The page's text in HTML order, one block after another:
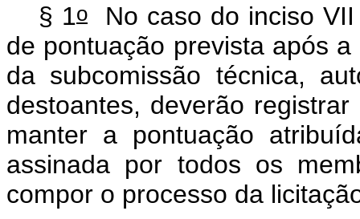
§ 1o No caso do inciso
de pontuação prevista após
da subcomissão técnica,
destoantes, deverão
manter a pontuação
assinada por todos os
compor o processo da